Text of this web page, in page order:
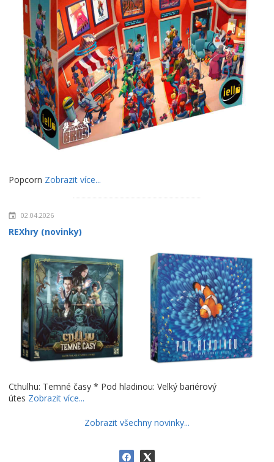
Popcorn Zobrazit více...
02.04.2026
REXhry (novinky)
Cthulhu: Temné časy * Pod hladinou: Velký bariérový
útes Zobrazit více...
Zobrazit všechny novinky...